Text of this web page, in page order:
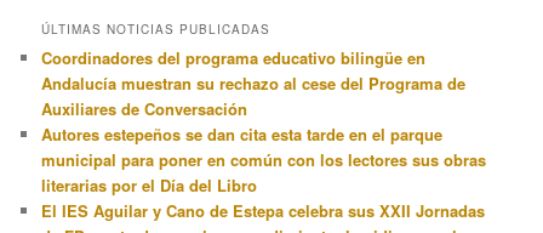
ÚLTIMAS NOTICIAS PUBLICADAS
Coordinadores del programa educativo bilingüe en
Andalucía muestran su rechazo al cese del Programa de
Auxiliares de Conversación
Autores estepeños se dan cita esta tarde en el parque
municipal para poner en común con los lectores sus obras
literarias por el Día del Libro
El IES Aguilar y Cano de Estepa celebra sus XXII Jornadas